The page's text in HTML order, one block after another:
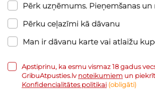
Pērk uzņēmums. Pieņemšanas un
Pērku ceļazīmi kā dāvanu
Man ir dāvanu karte vai atlaižu
Apstiprinu, ka esmu vismaz 18 gadus
GribuAtpusties.lvnoteikumiem un
Konfidencialitātes politikai (obligāti)